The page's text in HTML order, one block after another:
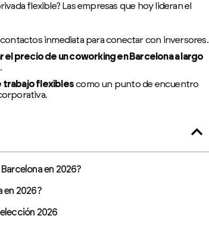
flexible? Las empresas que hoy lideran el
inmediata para conectar con inversores.
el precio de un coworking en Barcelona a largo
trabajo flexiblescomo un punto de encuentro
en 2026?
en 2026?
2026